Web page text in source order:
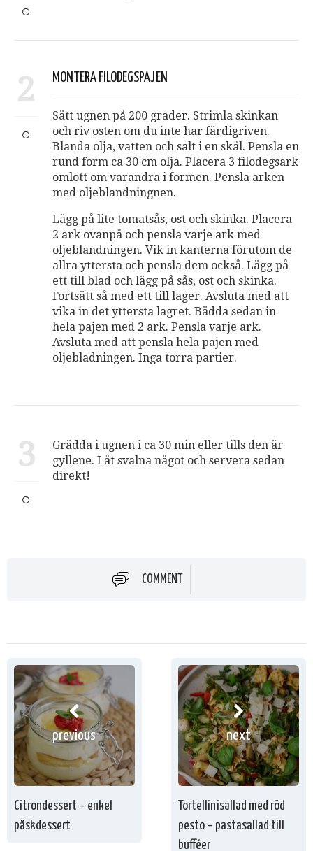
2 MONTERA FILODEGSPAJEN
Sätt ugnen på 200 grader. Strimla skinkan
och riv osten om du inte har färdigriven.
Blanda olja, vatten och salt i en skål. Pensla en
rund form ca 30 cm olja. Placera 3 filodegsark
omlott om varandra i formen. Pensla arken
med oljeblandningnen.
Lägg på lite tomatsås, ost och skinka. Placera
2 ark ovanpå och pensla varje ark med
oljeblandningen. Vik in kanterna förutom de
allra yttersta och pensla dem också. Lägg på
ett till blad och lägg på sås, ost och skinka.
Fortsätt så med ett till lager. Avsluta med att
vika in det yttersta lagret. Bädda sedan in
hela pajen med 2 ark. Pensla varje ark.
Avsluta med att pensla hela pajen med
oljebladningen. Inga torra partier.
3
Grädda i ugnen i ca 30 min eller tills den är
gyllene. Låt svalna något och servera sedan
direkt!
COMMENT
previous
Citrondessert – enkel
påskdessert
next
Tortellinisallad med röd
pesto – pastasallad till
bufféer